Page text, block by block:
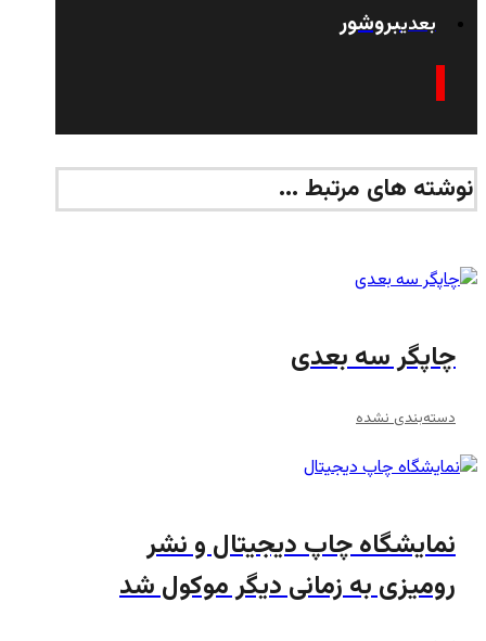
بعدیبروشور
نوشته های مرتبط ...
چاپگر سه بعدی
دسته‌بندی نشده
نمایشگاه چاپ دیجیتال و نشر
رومیزی به زمانی دیگر موکول شد